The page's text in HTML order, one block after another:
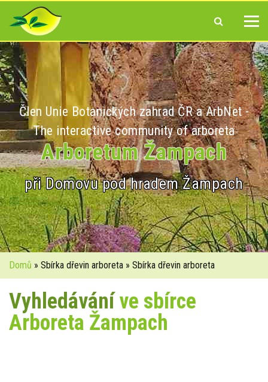
Člen Unie Botanických zahrad ČR a ArbNet -
The interactive community of arboreta
Arboretum Žampach
při Domovu pod hradem Žampach
Domů » Sbírka dřevin arboreta » Sbírka dřevin arboreta
Vyhledáváníve sbírce
Arboreta Žampach